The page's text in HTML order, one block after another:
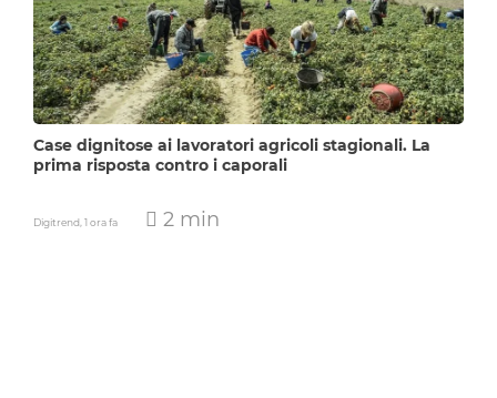
Case dignitose ai lavoratori agricoli stagionali. La
prima risposta contro i caporali
Digitrend,1 ora fa 2 min